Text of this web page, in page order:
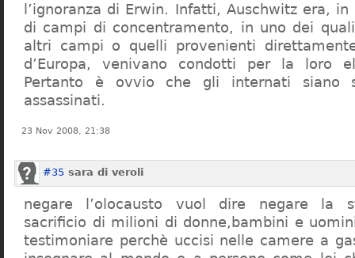
l’ignoranza di Erwin. Infatti, Auschwitz era,
di campi di concentramento, in uno dei
altri campi o quelli provenienti
d’Europa, venivano condotti per la loro
Pertanto è ovvio che gli internati siano
assassinati.
23 Nov 2008, 21:38
#35 sara di veroli
negare l’olocausto vuol dire negare la
sacrificio di milioni di donne,bambini e
testimoniare perchè uccisi nelle camere a